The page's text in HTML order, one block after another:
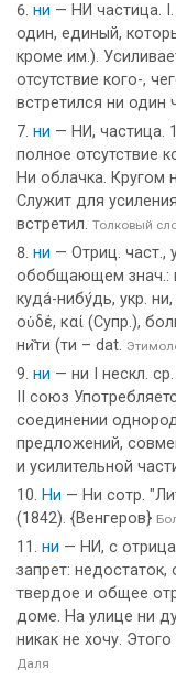
ни — НИ частица.
один, единый,
кроме им.).
отсутствие кого-,
встретился ни один
ни — НИ, частица.
полное отсутствие
Ни облачка. Кругом
Служит для
встретил. Толковый
ни — Отриц. част.,
обобщающем знач.:
куда́-нибу́дь, укр.
οὑδέ, καί (Супр.),
ни̏ти (ти – dat.
ни — ни I нескл.
II союз
соединении
предложений,
и усилительной
Ни — Ни сотр.
(1842). {Венгеров}
ни — НИ, с
запрет: недостаток,
твердое и общее
доме. На улице ни
никак не хочу.
Даля